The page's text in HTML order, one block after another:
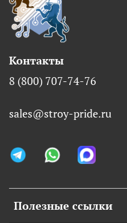
Полезные ссылки
Контакты
8 (800) 707-74-76
sales@stroy-pride.ru